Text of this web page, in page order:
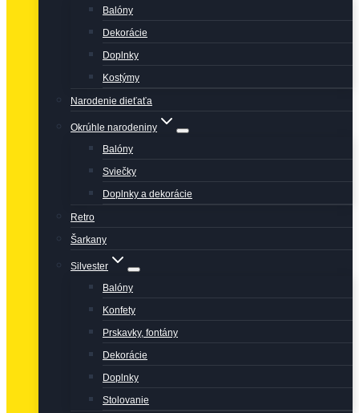
Balóny
Dekorácie
Doplnky
Kostýmy
Narodenie dieťaťa
Okrúhle narodeniny
Balóny
Sviečky
Doplnky a dekorácie
Retro
Šarkany
Silvester
Balóny
Konfety
Prskavky, fontány
Dekorácie
Doplnky
Stolovanie